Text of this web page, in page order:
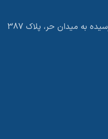
به میدان حر، پلاک 387